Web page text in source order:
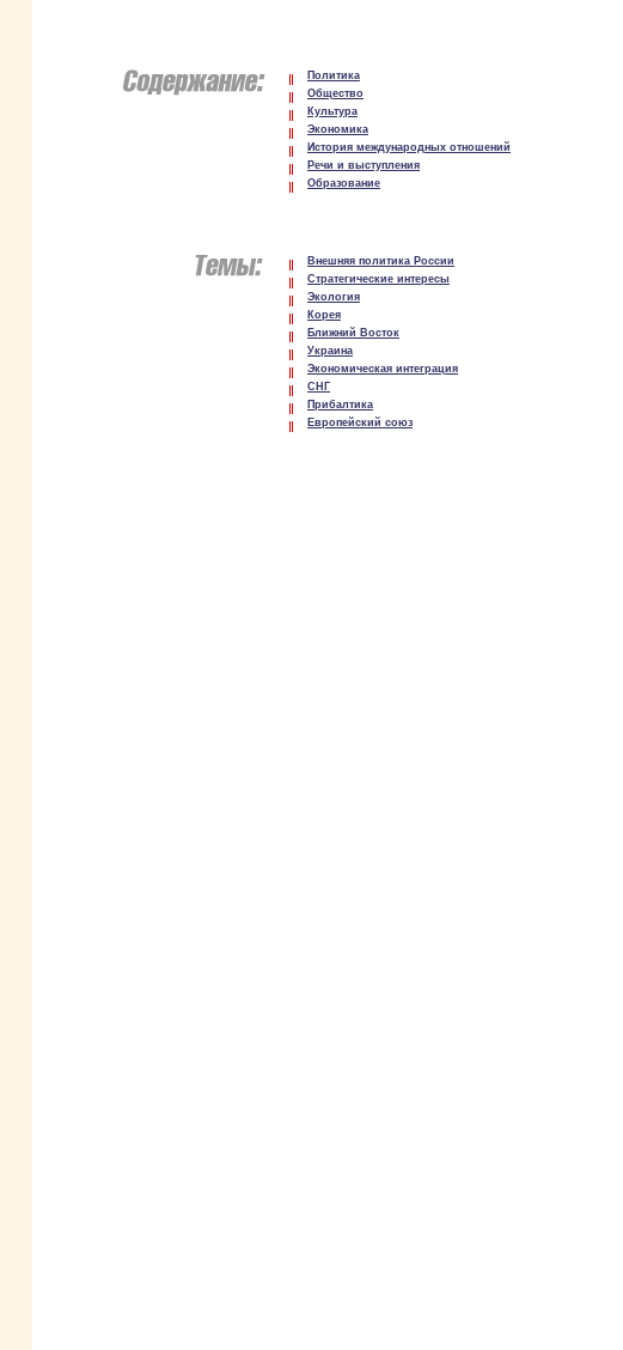
Политика
Общество
Культура
Экономика
История международных отношений
Речи и выступления
Образование
Внешняя политика России
Стратегические интересы
Экология
Корея
Ближний Восток
Украина
Экономическая интеграция
СНГ
Прибалтика
Европейский союз